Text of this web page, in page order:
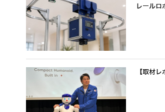
レール
【取材